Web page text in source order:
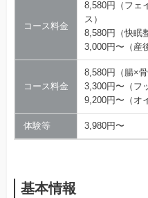
コース料金
8,580円（フェ
ス）
8,580円（快眠
3,000円〜（産
コース料金
8,580円（腸×
3,300円〜（フ
9,200円〜（オ
体験等 3,980円〜
基本情報